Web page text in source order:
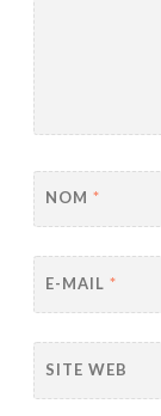
NOM *
E-MAIL *
SITE WEB